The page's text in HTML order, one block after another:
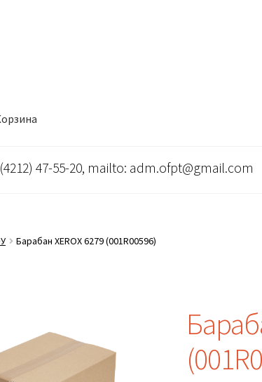
47-55-20, mailto: adm.ofpt@gmail.com
Барабан XEROX 6279 (001R00596)